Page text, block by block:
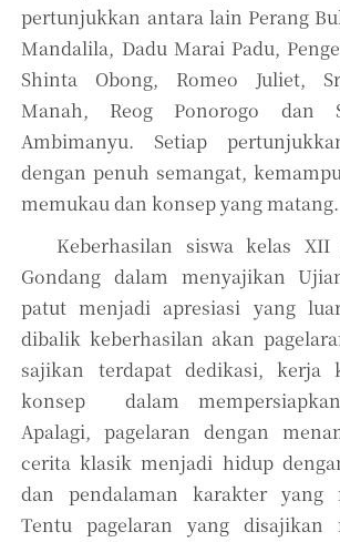
pertunjukkan antara lain Perang
Mandalila, Dadu Marai Padu,
Shinta Obong, Romeo Juliet,
Manah, Reog Ponorogo dan
Ambimanyu. Setiap
dengan penuh semangat,
memukau dan konsep yang matang.
Keberhasilan siswa kelas
Gondang dalam menyajikan
patut menjadi apresiasi yang
dibalik keberhasilan akan
sajikan terdapat dedikasi, kerja
konsep dalam
Apalagi, pagelaran dengan
cerita klasik menjadi hidup
dan pendalaman karakter yang
Tentu pagelaran yang disajikan